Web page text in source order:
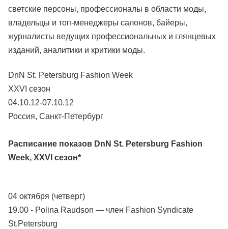
светские персоны, профессионалы в области моды,
владельцы и топ-менеджеры салонов, байеры,
журналисты ведущих профессиональных и глянцевых
изданий, аналитики и критики моды.
DnN St. Petersburg Fashion Week
XXVI сезон
04.10.12-07.10.12
Россия, Санкт-Петербург
Расписание показов DnN St. Petersburg Fashion
Week, XXVI сезон*
04 октября (четверг)
19.00 - Polina Raudson — член Fashion Syndicate
St.Petersburg